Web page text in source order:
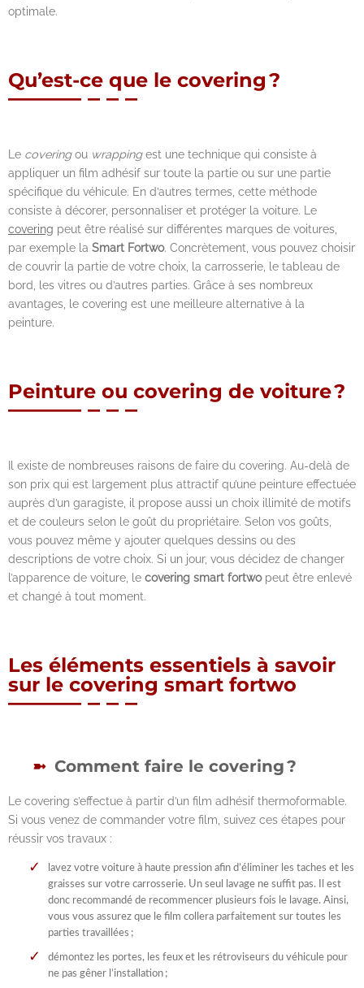
optimale.
Qu’est-ce que le covering ?
Le coveringou wrappingest une technique qui consiste à
appliquer un film adhésif sur toute la partie ou sur une partie
spécifique du véhicule. En d’autres termes, cette méthode
consiste à décorer, personnaliser et protéger la voiture. Le
covering peut être réalisé sur différentes marques de voitures,
par exemple la Smart Fortwo. Concrètement, vous pouvez choisir
de couvrir la partie de votre choix, la carrosserie, le tableau de
bord, les vitres ou d’autres parties. Grâce à ses nombreux
avantages, le covering est une meilleure alternative à la
peinture.
Peinture ou covering de voiture ?
Il existe de nombreuses raisons de faire du covering. Au-delà de
son prix qui est largement plus attractif qu’une peinture effectuée
auprès d’un garagiste, il propose aussi un choix illimité de motifs
et de couleurs selon le goût du propriétaire. Selon vos goûts,
vous pouvez même y ajouter quelques dessins ou des
descriptions de votre choix. Si un jour, vous décidez de changer
l’apparence de voiture, le covering smart fortwopeut être enlevé
et changé à tout moment.
Les éléments essentiels à savoir
sur le covering smart fortwo
Comment faire le covering ?
Le covering s’effectue à partir d’un film adhésif thermoformable.
Si vous venez de commander votre film, suivez ces étapes pour
réussir vos travaux :
lavez votre voiture à haute pression afin d’éliminer les taches et les
graisses sur votre carrosserie. Un seul lavage ne suffit pas. Il est
donc recommandé de recommencer plusieurs fois le lavage. Ainsi,
vous vous assurez que le film collera parfaitement sur toutes les
parties travaillées ;
démontez les portes, les feux et les rétroviseurs du véhicule pour
ne pas gêner l’installation ;